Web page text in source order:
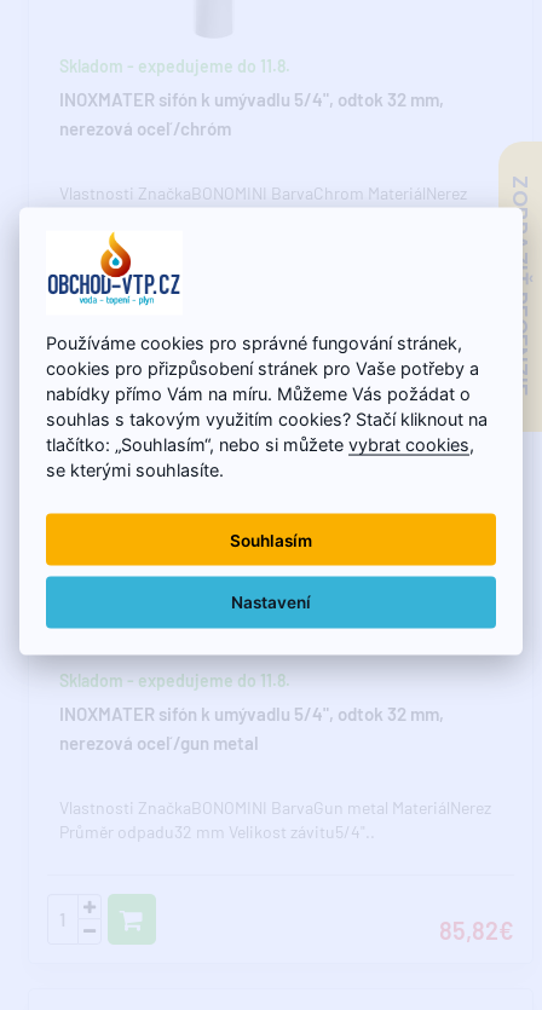
ZOBRAZIŤ RECENZIE
Skladom - expedujeme do 11.8.
INOXMATER sifón k umývadlu 5/4", odtok 32 mm,
nerezová oceľ/chróm
Vlastnosti ZnačkaBONOMINI BarvaChrom MateriálNerez
Skladom - expedujeme do 11.8.
INOXMATER sifón k umývadlu 5/4", odtok 32 mm,
nerezová oceľ/gun metal
Vlastnosti ZnačkaBONOMINI BarvaGun metal MateriálNerez
Průměr odpadu32 mm Velikost závitu5/4"..
85,82€
Používáme cookies pro správné fungování stránek,
cookies pro přizpůsobení stránek pro Vaše potřeby a
nabídky přímo Vám na míru. Můžeme Vás požádat o
souhlas s takovým využitím cookies? Stačí kliknout na
tlačítko: „Souhlasím“, nebo si můžetevybrat cookies,
se kterými souhlasíte.
Souhlasím
Nastavení